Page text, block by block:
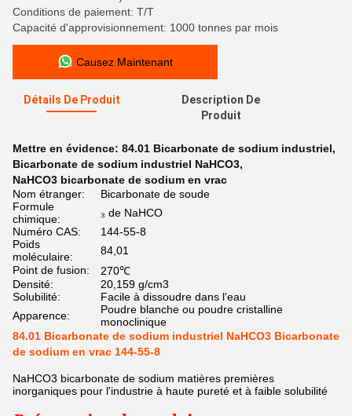
Conditions de paiement: T/T
Capacité d'approvisionnement: 1000 tonnes par mois
Causez Maintenant
Détails De Produit
Description De
Produit
Mettre en évidence: 84.01 Bicarbonate de sodium industriel,
Bicarbonate de sodium industriel NaHCO3,
NaHCO3 bicarbonate de sodium en vrac
Nom étranger:
Bicarbonate de soude
Formule
chimique:
₃ de NaHCO
Numéro CAS:
144-55-8
Poids
moléculaire:
84,01
Point de fusion:
270℃
Densité:
20,159 g/cm3
Solubilité:
Facile à dissoudre dans l'eau
Apparence:
Poudre blanche ou poudre cristalline
monoclinique
84.01 Bicarbonate de sodium industriel NaHCO3 Bicarbonate
de sodium en vrac 144-55-8
NaHCO3 bicarbonate de sodium matières premières
inorganiques pour l'industrie à haute pureté et à faible solubilité